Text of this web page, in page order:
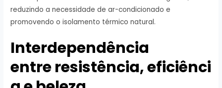
reduzindo a necessidade de ar-condicionado e
promovendo o isolamento térmico natural.
Interdependência
entre resistência, eficiênci